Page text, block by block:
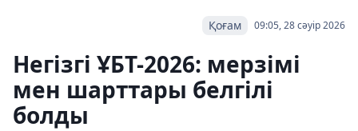
09:05, 28 сәуір 2026
Қоғам
Негізгі ҰБТ-2026: мерзімі
мен шарттары белгілі
болды